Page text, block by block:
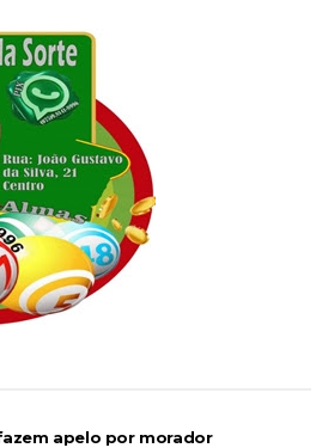
apelo por morador